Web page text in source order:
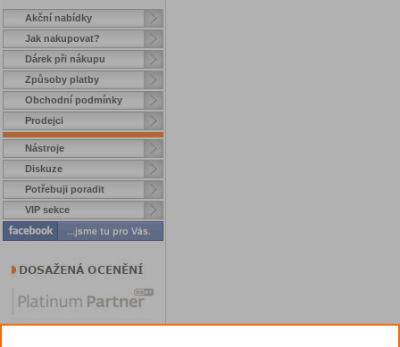
Akční nabídky
Jak nakupovat?
Dárek při nákupu
Způsoby platby
Obchodní podmínky
Prodejci
Nástroje
Diskuze
Potřebuji poradit
VIP sekce